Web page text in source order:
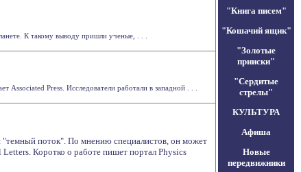
К такому выводу пришли ученые, . . .
Press. Исследователи работали в западной . . .
поток". По мнению специалистов, он может
Коротко о работе пишет портал Physics
"Книга писем"
"Кошачий ящик"
"Золотые
прииски"
"Сердитые
стрелы"
КУЛЬТУРА
Афиша
Новые
передвижники